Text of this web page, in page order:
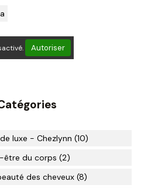
Autoriser
luxe - Chezlynn (10)
être du corps (2)
des cheveux (8)